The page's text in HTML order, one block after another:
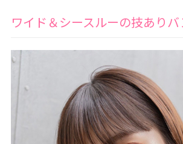
ワイド＆シースルーの技あり